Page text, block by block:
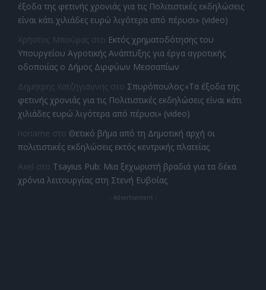
έξοδα της φετινής χρονιάς για τις Πολιτιστικές εκδηλώσεις
είναι κάτι χιλιάδες ευρώ λιγότερα από πέρυσι» (video)
Χρήστος Μπούρας στο Εκτός χρηματοδότησης του
Υπουργείου Αγροτικής Ανάπτυξης για έργα αγροτικής
οδοποιίας ο Δήμος Διρφύων Μεσσαπίων
Δημητρης Χατζηγιαννης στο Σπυρόπουλος:«Τα έξοδα της
φετινής χρονιάς για τις Πολιτιστικές εκδηλώσεις είναι κάτι
χιλιάδες ευρώ λιγότερα από πέρυσι» (video)
noname στο Θετικό βήμα από τη Δημοτική αρχή οι
πολιτιστικές εκδηλώσεις εκτός κεντρικής πλατείας
Axel στο Tsayius Pub: Μια ξεχωριστή βραδιά για τα δέκα
χρόνια λειτουργίας στη Στενή Ευβοίας
- Advertisement -